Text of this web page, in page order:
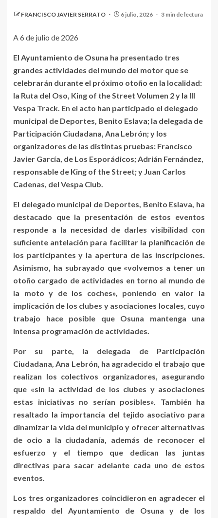
FRANCISCO JAVIER SERRATO 6 julio, 2026 3 min de lectura
A 6 de julio de 2026
El Ayuntamiento de Osuna ha presentado tres
grandes actividades del mundo del motor que se
celebrarán durante el próximo otoño en la localidad:
la Ruta del Oso, King of the Street Volumen 2 y la III
Vespa Track. En el acto han participado el delegado
municipal de Deportes, Benito Eslava; la delegada de
Participación Ciudadana, Ana Lebrón; y los
organizadores de las distintas pruebas: Francisco
Javier García, de Los Esporádicos; Adrián Fernández,
responsable de King of the Street; y Juan Carlos
Cadenas, del Vespa Club.
El delegado municipal de Deportes, Benito Eslava, ha
destacado que la presentación de estos eventos
responde a la necesidad de darles visibilidad con
suficiente antelación para facilitar la planificación de
los participantes y la apertura de las inscripciones.
Asimismo, ha subrayado que «volvemos a tener un
otoño cargado de actividades en torno al mundo de
la moto y de los coches», poniendo en valor la
implicación de los clubes y asociaciones locales, cuyo
trabajo hace posible que Osuna mantenga una
intensa programación de actividades.
Por su parte, la delegada de Participación
Ciudadana, Ana Lebrón, ha agradecido el trabajo que
realizan los colectivos organizadores, asegurando
que «sin la actividad de los clubes y asociaciones
estas iniciativas no serían posibles». También ha
resaltado la importancia del tejido asociativo para
dinamizar la vida del municipio y ofrecer alternativas
de ocio a la ciudadanía, además de reconocer el
esfuerzo y el tiempo que dedican las juntas
directivas para sacar adelante cada uno de estos
eventos.
Los tres organizadores coincidieron en agradecer el
respaldo del Ayuntamiento de Osuna y de los